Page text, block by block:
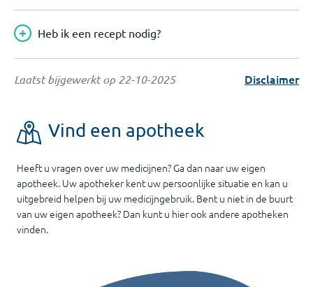
Heb ik een recept nodig?
Laatst bijgewerkt op 22-10-2025 Disclaimer
Vind een apotheek
Heeft u vragen over uw medicijnen? Ga dan naar uw eigen
apotheek. Uw apotheker kent uw persoonlijke situatie en kan u
uitgebreid helpen bij uw medicijngebruik. Bent u niet in de buurt
van uw eigen apotheek? Dan kunt u hier ook andere apotheken
vinden.